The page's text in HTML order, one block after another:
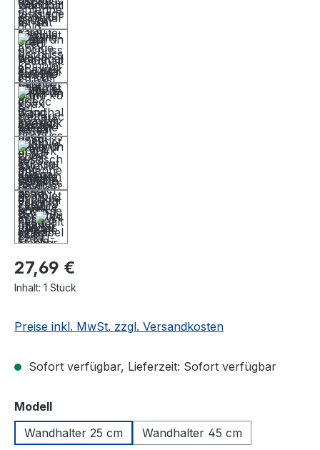
27,69 €
Inhalt: 1 Stück
Preise inkl. MwSt. zzgl. Versandkosten
Sofort verfügbar, Lieferzeit: Sofort verfügbar
Modellauswählen
Wandhalter 25 cm
Wandhalter 45 cm